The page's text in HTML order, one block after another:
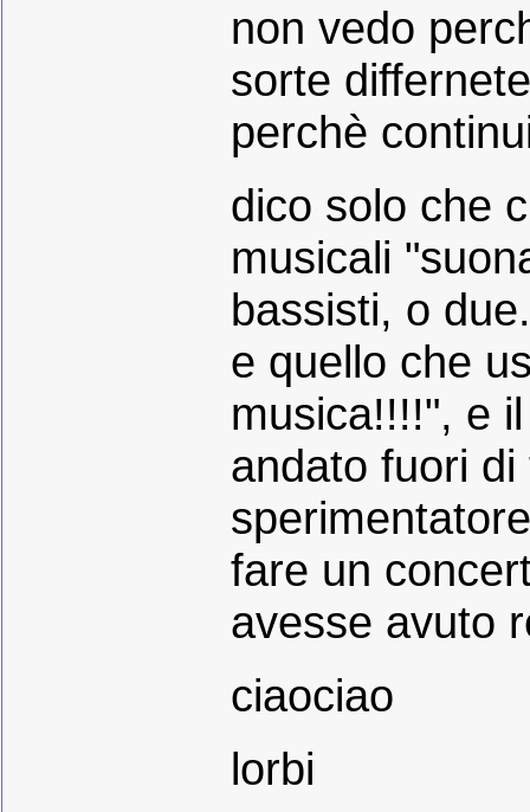
non vedo
sorte
perchè
dico solo che
musicali
bassisti, o
e quello che
musica!!!!", e
andato fuori
fare un
avesse avuto
ciaociao
lorbi